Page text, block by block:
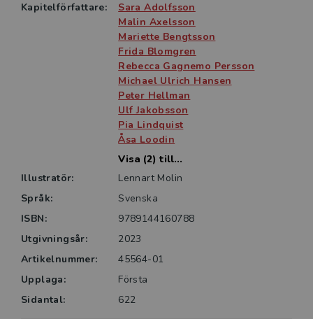
Boken vänder sig till studenter på
sjuksköterskeprogrammet och till yrkesverksamma
sjuksköterskor. Den kan även användas av andra
professioner inom hälso- och sjukvården, såväl i
undervisning som i informationssökande.
Kapitelförfattare:
Sara Adolfsson
Malin Axelsson
Mariette Bengtsson
Frida Blomgren
Rebecca Gagnemo Persson
Michael Ulrich Hansen
Peter Hellman
Ulf Jakobsson
Pia Lindquist
Åsa Loodin
Visa (2) till...
Illustratör:
Lennart Molin
Språk:
Svenska
ISBN:
9789144160788
Utgivningsår:
2023
Artikelnummer:
45564-01
Upplaga:
Första
Sidantal:
622